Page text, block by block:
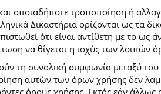
οποιαδήποτε τροποποίηση ή
Δικαστήρια ορίζονται ως τα
ότι είναι αντίθετη με το ως
να θίγεται η ισχύς των λοιπών
τη συνολική συμφωνία μεταξύ
αυτών των όρων χρήσης δεν